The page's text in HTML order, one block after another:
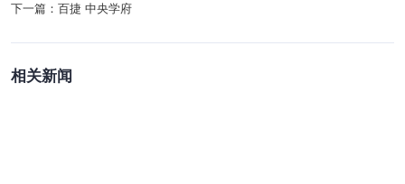
下一篇： 百捷 中央学府
相关新闻